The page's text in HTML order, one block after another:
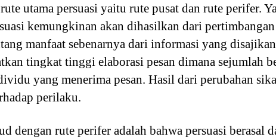
utama persuasi yaitu rute pusat dan rute perifer.
kemungkinan akan dihasilkan dari
manfaat sebenarnya dari informasi yang
tingkat tinggi elaborasi pesan dimana sejumlah
yang menerima pesan. Hasil dari perubahan
perilaku.
dengan rute perifer adalah bahwa persuasi berasal